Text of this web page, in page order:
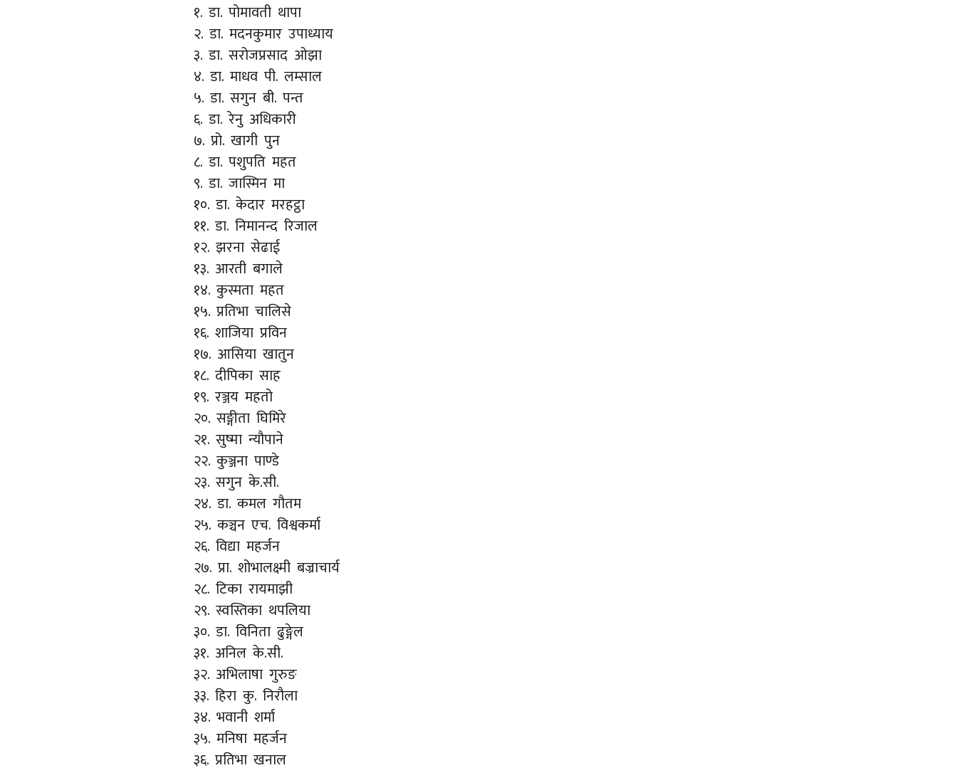
१. डा. पोमावती थापा
२. डा. मदनकुमार उपाध्याय
३. डा. सरोजप्रसाद ओझा
४. डा. माधव पी. लम्साल
५. डा. सगुन बी. पन्त
६. डा. रेनु अधिकारी
७. प्रो. खागी पुन
८. डा. पशुपति महत
९. डा. जास्मिन मा
१०. डा. केदार मरहट्ठा
११. डा. निमानन्द रिजाल
१२. झरना सेढाई
१३. आरती बगाले
१४. कुस्मता महत
१५. प्रतिभा चालिसे
१६. शाजिया प्रविन
१७. आसिया खातुन
१८. दीपिका साह
१९. रञ्जय महतो
२०. सङ्गीता घिमिरे
२१. सुष्मा न्यौपाने
२२. कुञ्जना पाण्डे
२३. सगुन के.सी.
२४. डा. कमल गौतम
२५. कञ्चन एच. विश्वकर्मा
२६. विद्या महर्जन
२७. प्रा. शोभालक्ष्मी बज्राचार्य
२८. टिका रायमाझी
२९. स्वस्तिका थपलिया
३०. डा. विनिता ढुङ्गेल
३१. अनिल के.सी.
३२. अभिलाषा गुरुङ
३३. हिरा कु. निरौला
३४. भवानी शर्मा
३५. मनिषा महर्जन
३६. प्रतिभा खनाल